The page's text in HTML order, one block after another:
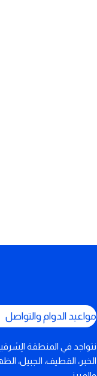
مواعيد الدوام والتواصل
نتواجد في المنطقة
الخبر، القطيف، الجبيل،